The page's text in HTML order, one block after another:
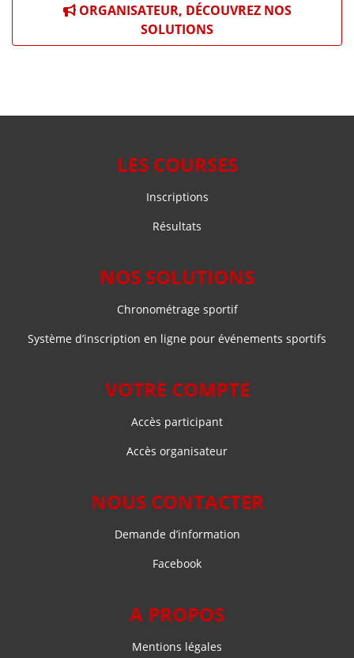
ORGANISATEUR, DÉCOUVREZ NOS
SOLUTIONS
LES COURSES
Inscriptions
Résultats
NOS SOLUTIONS
Chronométrage sportif
Système d’inscription en ligne pour événements sportifs
VOTRE COMPTE
Accès participant
Accès organisateur
NOUS CONTACTER
Demande d’information
Facebook
A PROPOS
Mentions légales